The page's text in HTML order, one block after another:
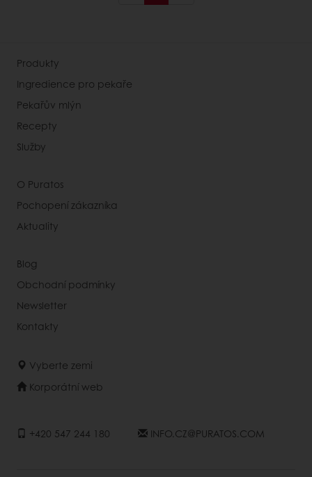
Produkty
Ingredience pro pekaře
Pekařův mlýn
Recepty
Služby
O Puratos
Pochopení zákazníka
Aktuality
Blog
Obchodní podmínky
Newsletter
Kontakty
Vyberte zemi
Korporátní web
+420 547 244 180 INFO.CZ@PURATOS.COM